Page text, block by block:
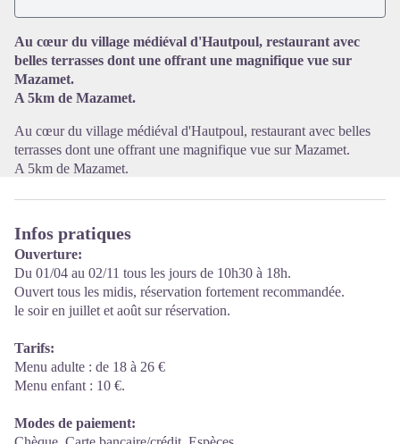
Au cœur du village médiéval d'Hautpoul, restaurant avec
belles terrasses dont une offrant une magnifique vue sur
Mazamet.
A 5km de Mazamet.
Au cœur du village médiéval d'Hautpoul, restaurant avec belles
terrasses dont une offrant une magnifique vue sur Mazamet.
A 5km de Mazamet.
Infos pratiques
Ouverture:
Du 01/04 au 02/11 tous les jours de 10h30 à 18h.
Ouvert tous les midis, réservation fortement recommandée.
le soir en juillet et août sur réservation.
Tarifs:
Menu adulte : de 18 à 26 €
Menu enfant : 10 €.
Modes de paiement: